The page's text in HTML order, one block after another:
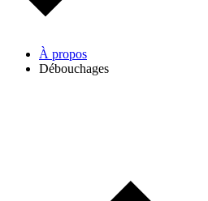
À propos
Débouchages